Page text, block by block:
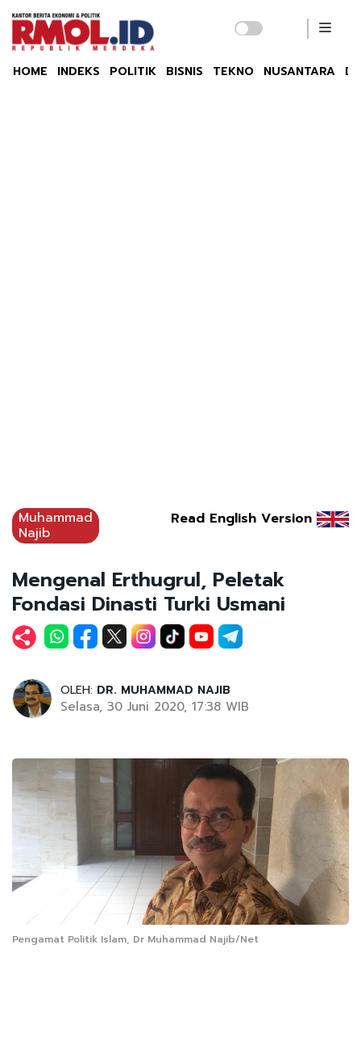
HOME INDEKS POLITIK BISNIS TEKNO NUSANTARA
Muhammad
Najib
Read English Version
Mengenal Erthugrul, Peletak
Fondasi Dinasti Turki Usmani
OLEH: DR. MUHAMMAD NAJIB
Selasa, 30 Juni 2020, 17:38 WIB
Pengamat Politik Islam, Dr Muhammad Najib/Net